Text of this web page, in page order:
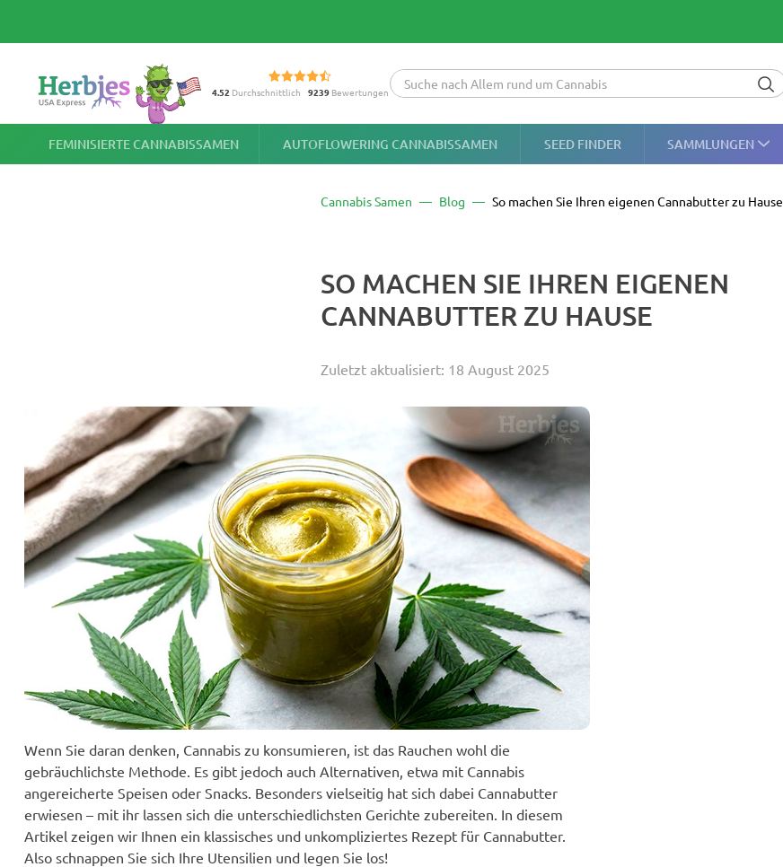
4.52 Durchschnittlich 9239Bewertungen
FEMINISIERTE CANNABISSAMEN AUTOFLOWERING CANNABISSAMEN SEED FINDER SAMMLUNGEN
Cannabis Samen Blog So machen Sie Ihren eigenen Cannabutter zu Hause
SO MACHEN SIE IHREN EIGENEN
CANNABUTTER ZU HAUSE
Zuletzt aktualisiert: 18 August 2025
Wenn Sie daran denken, Cannabis zu konsumieren, ist das Rauchen wohl die
gebräuchlichste Methode. Es gibt jedoch auch Alternativen, etwa mit Cannabis
angereicherte Speisen oder Snacks. Besonders vielseitig hat sich dabei Cannabutter
erwiesen – mit ihr lassen sich die unterschiedlichsten Gerichte zubereiten. In diesem
Artikel zeigen wir Ihnen ein klassisches und unkompliziertes Rezept für Cannabutter.
Also schnappen Sie sich Ihre Utensilien und legen Sie los!